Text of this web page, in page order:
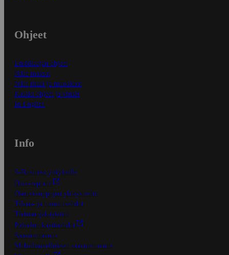
Ohjeet
Ensitilaajan ohjeet
Näin maksat
Näin tilaat ja muokkaat
Kaikki ohjeet ja vinkit
In English
Info
S-Business yrityksille
Oiva-raportit
Osuuskauppojen yhteystiedot
Tilaus- ja toimitusehdot
Tietosuojakäytäntö
Palvelun käyttöehdot
Saavutettavuus
Mobiilisovelluksen saavutettavuus